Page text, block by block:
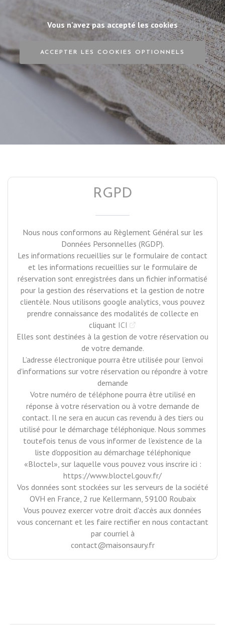
google
Vous n'avez pas accepté les cookies
ACCEPTER LES COOKIES OPTIONNELS
RGPD
Nous nous conformons au Règlement Général sur les
Données Personnelles (RGDP).
Les informations recueillies sur le formulaire de contact
et les informations recueillies sur le formulaire de
réservation sont enregistrées dans un fichier informatisé
pour la gestion des réservations et la gestion de notre
clientèle. Nous utilisons google analytics, vous pouvez
prendre connaissance des modalités de collecte en
cliquant ICI
Elles sont destinées à la gestion de votre réservation ou
de votre demande.
L’adresse électronique pourra être utilisée pour l’envoi
d'informations sur votre réservation ou répondre à votre
demande
Votre numéro de téléphone pourra être utilisé en
réponse à votre réservation ou à votre demande de
contact. Il ne sera en aucun cas revendu à des tiers ou
utilisé pour le démarchage téléphonique. Nous sommes
toutefois tenus de vous informer de l’existence de la
liste d'opposition au démarchage téléphonique
«Bloctel», sur laquelle vous pouvez vous inscrire ici :
https://www.bloctel.gouv.fr/
Vos données sont stockées sur les serveurs de la société
OVH en France, 2 rue Kellermann, 59100 Roubaix
Vous pouvez exercer votre droit d'accès aux données
vous concernant et les faire rectifier en nous contactant
par courriel à
contact@maisonsaury.fr